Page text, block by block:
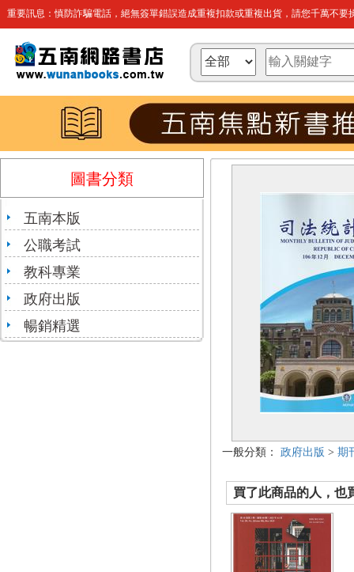
重要訊息：慎防詐騙電話，絕無簽單錯誤造成重複扣款或重複出貨，請您千萬不要
圖書分類
五南本版
公職考試
教科專業
政府出版
暢銷精選
一般分類： 政府出版 > 期
買了此商品的人，也